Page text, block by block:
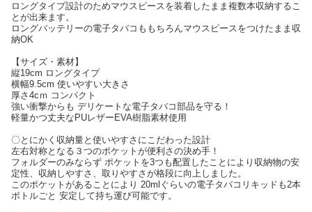
ロングタイプ設計のためマウスピースを装着したまま複数本収納するこ
とが出来ます。
ロングバッテリーの電子タバコももちろんマウスピースをつけたまま収
納OK
【サイズ・素材】
縦19cm ロングタイプ
横幅9.5cm 使いやすい大きさ
厚さ4cｍ コンパクト
強い衝撃からも デリケートな電子タバコ部品を守る！
軽量かつ丈夫なPUレザーEVA樹脂素材使用
〇とにかく収納量と使いやすさにこだわった設計
左右対称となる３つのポケットが便利さの決め手！
フォルダーのみならず ポケットを3つも配置したことにより収納物の安
定性、収納しやすさ、取りやすさが格段に向上しました。
このポケットがあることにより 20mlぐらいの電子タバコリキッドも2本
ボトルごと 安定して持ち運び可能です。